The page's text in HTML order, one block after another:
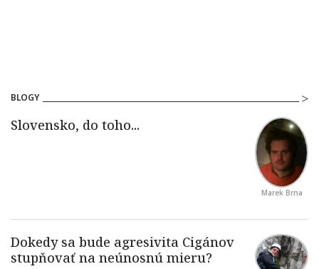
BLOGY
Marek Brna